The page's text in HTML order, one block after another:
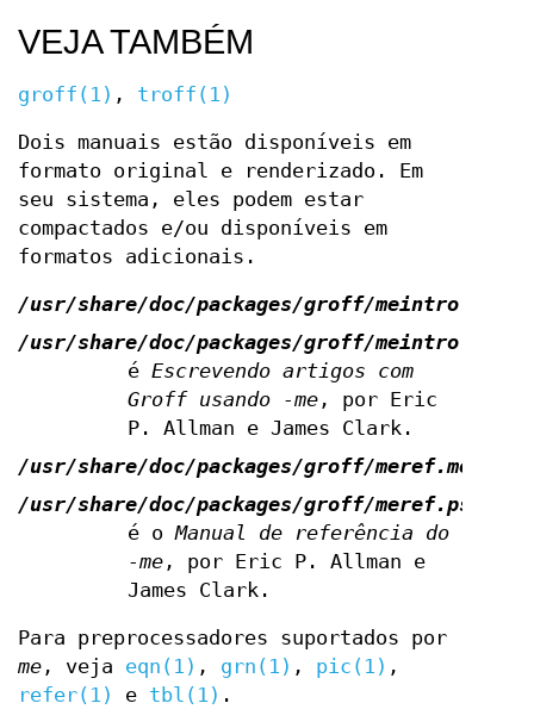
VEJA TAMBÉM
groff(1) , troff(1)
Dois manuais estão disponíveis em
formato original e renderizado. Em
seu sistema, eles podem estar
compactados e/ou disponíveis em
formatos adicionais.
/usr/share/doc/packages/groff/meintro.me
/usr/share/doc/packages/groff/meintro.ps
é Escrevendo artigos com
Groff usando -me, por Eric
P. Allman e James Clark.
/usr/share/doc/packages/groff/meref.me
/usr/share/doc/packages/groff/meref.ps
é oManual de referência do
-me, por Eric P. Allman e
James Clark.
Para preprocessadores suportados por
me , veja eqn(1) , grn(1) , pic(1) ,
refer(1)
e tbl(1) .